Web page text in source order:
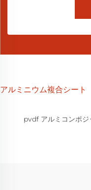
アルミニウム複合シート
pvdf アルミコンポジ